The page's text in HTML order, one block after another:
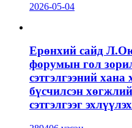
2026-05-04
Ерөнхий сайд
форумын гол
сэтгэлгээний
бүсчилсэн
сэтгэлгээг